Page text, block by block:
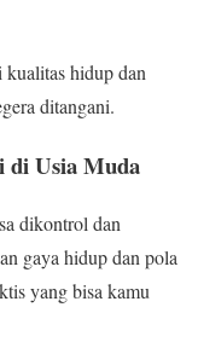
hidup dan
ditangani.
di Usia Muda
dikontrol dan
gaya hidup dan pola
yang bisa kamu